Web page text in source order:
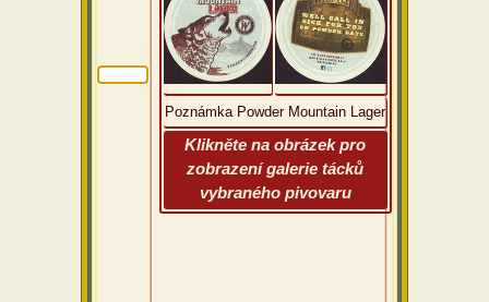
Poznámka Powder Mountain Lager
Klikněte na obrázek pro
zobrazení galerie tácků
vybraného pivovaru